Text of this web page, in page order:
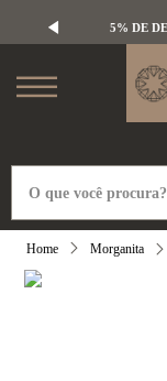
5% DE
Morganita